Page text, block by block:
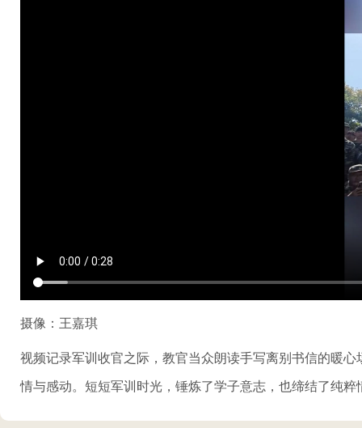
摄像：王嘉琪
视频记录军训收官之际，教官当众朗读手写离别书信的暖
情与感动。短短军训时光，锤炼了学子意志，也缔结了纯